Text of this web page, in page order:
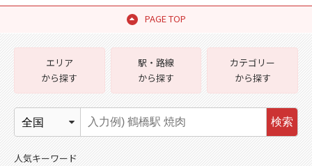
PAGE TOP
エリア
から探す
駅・路線
から探す
カテゴリー
から探す
検索
人気キーワード